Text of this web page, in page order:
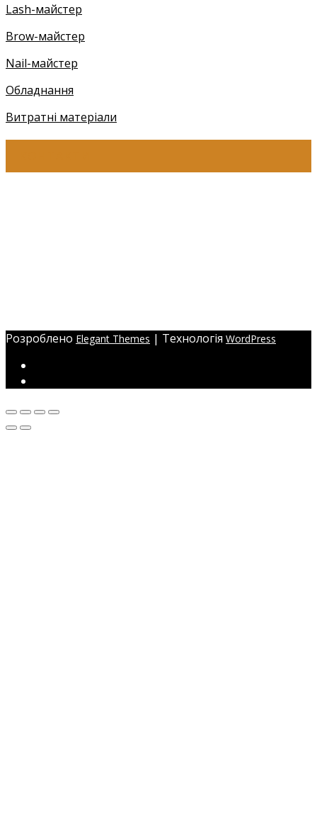
Lash-майстер
Brow-майстер
Nail-майстер
Обладнання
Витратні матеріали
Розроблено Elegant Themes | Технологія WordPress